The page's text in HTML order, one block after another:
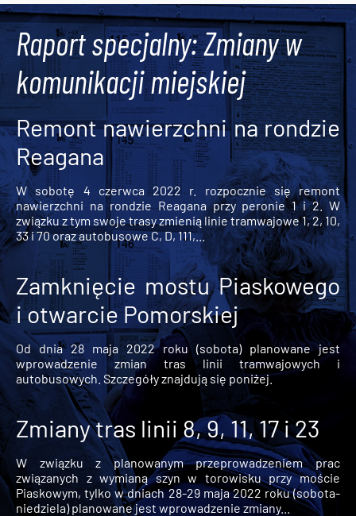
Raport specjalny: Zmiany w
komunikacji miejskiej
Remont nawierzchni na rondzie
Reagana
W sobotę 4 czerwca 2022 r. rozpocznie się remont
nawierzchni na rondzie Reagana przy peronie 1 i 2. W
związku z tym swoje trasy zmienią linie tramwajowe 1, 2, 10,
33 i 70 oraz autobusowe C, D, 111,...
Zamknięcie mostu Piaskowego
i otwarcie Pomorskiej
Od dnia 28 maja 2022 roku (sobota) planowane jest
wprowadzenie zmian tras linii tramwajowych i
autobusowych. Szczegóły znajdują się poniżej.
Zmiany tras linii 8, 9, 11, 17 i 23
W związku z planowanym przeprowadzeniem prac
związanych z wymianą szyn w torowisku przy moście
Piaskowym, tylko w dniach 28-29 maja 2022 roku (sobota-
niedziela) planowane jest wprowadzenie zmiany...